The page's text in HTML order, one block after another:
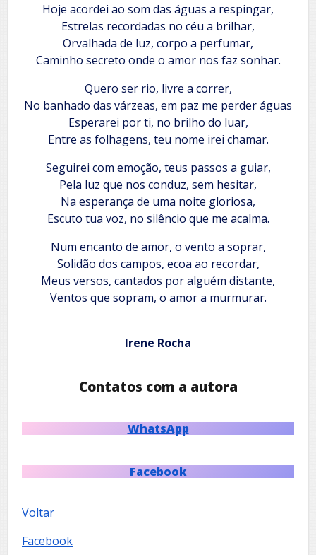
Hoje acordei ao som das águas a respingar,
Estrelas recordadas no céu a brilhar,
Orvalhada de luz, corpo a perfumar,
Caminho secreto onde o amor nos faz sonhar.
Quero ser rio, livre a correr,
No banhado das várzeas, em paz me perder águas
Esperarei por ti, no brilho do luar,
Entre as folhagens, teu nome irei chamar.
Seguirei com emoção, teus passos a guiar,
Pela luz que nos conduz, sem hesitar,
Na esperança de uma noite gloriosa,
Escuto tua voz, no silêncio que me acalma.
Num encanto de amor, o vento a soprar,
Solidão dos campos, ecoa ao recordar,
Meus versos, cantados por alguém distante,
Ventos que sopram, o amor a murmurar.
Irene Rocha
Contatos com a autora
WhatsApp
Facebook
Voltar
Facebook